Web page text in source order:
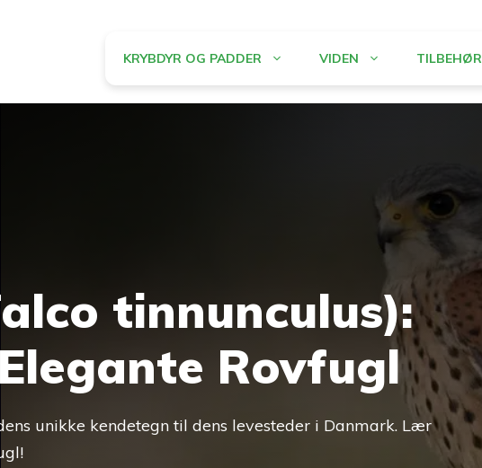
KRYBDYR OG PADDER VIDEN TILBEHØR
tinnunculus):
Rovfugl
unikke kendetegn til dens levesteder i Danmark. Lær